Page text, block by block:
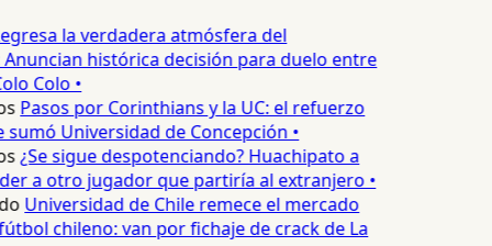
la verdadera atmósfera del
histórica decisión para duelo entre
Colo •
Pasos por Corinthians y la UC: el refuerzo
Universidad de Concepción •
¿Se sigue despotenciando? Huachipato a
a otro jugador que partiría al extranjero •
Universidad de Chile remece el mercado
chileno: van por fichaje de crack de La